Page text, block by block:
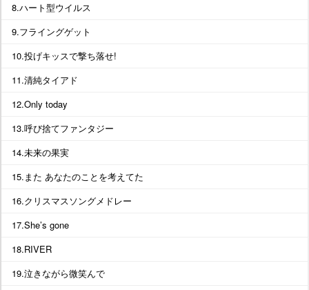
8.ハート型ウイルス
9.フライングゲット
10.投げキッスで撃ち落せ!
11.清純タイアド
12.Only today
13.呼び捨てファンタジー
14.未来の果実
15.また あなたのことを考えてた
16.クリスマスソングメドレー
17.She’s gone
18.RIVER
19.泣きながら微笑んで